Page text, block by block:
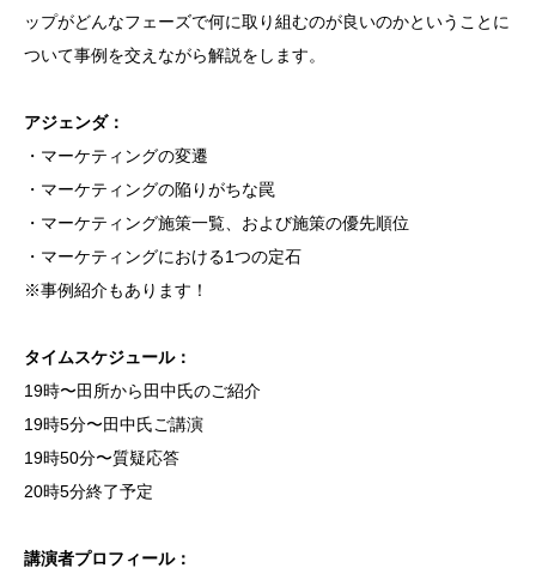
ップがどんなフェーズで何に取り組むのが良いのかということに
ついて事例を交えながら解説をします。
アジェンダ：
・マーケティングの変遷
・マーケティングの陥りがちな罠
・マーケティング施策一覧、および施策の優先順位
・マーケティングにおける1つの定石
※事例紹介もあります！
タイムスケジュール：
19時〜田所から田中氏のご紹介
19時5分〜田中氏ご講演
19時50分〜質疑応答
20時5分終了予定
講演者プロフィール：